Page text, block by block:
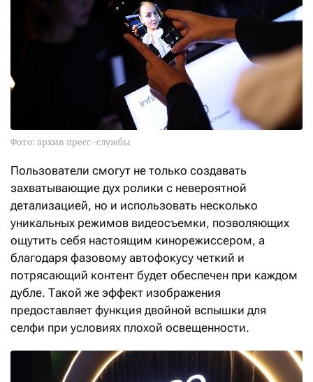
Фото: архив пресс-службы
Пользователи смогут не только создавать
захватывающие дух ролики с невероятной
детализацией, но и использовать несколько
уникальных режимов видеосъемки, позволяющих
ощутить себя настоящим кинорежиссером, а
благодаря фазовому автофокусу четкий и
потрясающий контент будет обеспечен при каждом
дубле. Такой же эффект изображения
предоставляет функция двойной вспышки для
селфи при условиях плохой освещенности.